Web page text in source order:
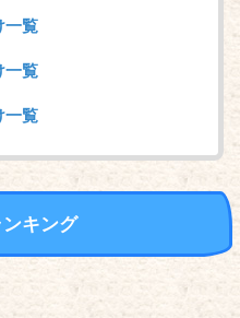
一覧
一覧
一覧
キング